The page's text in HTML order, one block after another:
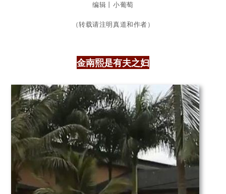
编辑丨小葡萄
（转载请注明真道和作者）
金南熙是有夫之妇